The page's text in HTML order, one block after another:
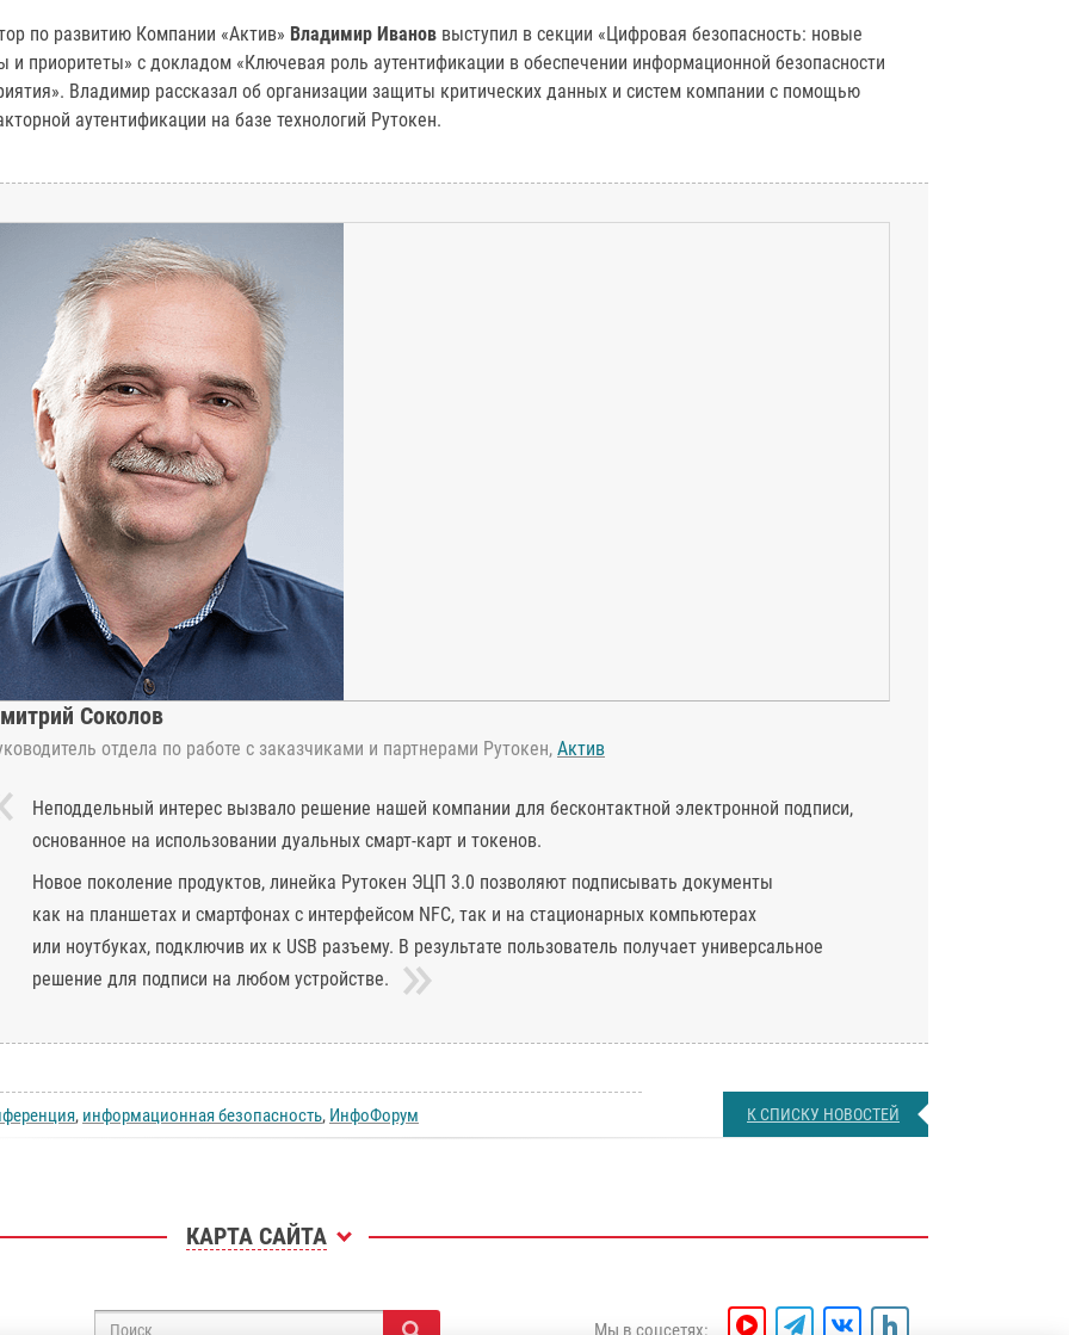
по развитию Компании «Актив» Владимир Иванов выступил в секции «Цифровая безопасность: новые
и приоритеты» с докладом «Ключевая роль аутентификации в обеспечении информационной безопасности
Владимир рассказал об организации защиты критических данных и систем компании с помощью
аутентификации на базе технологий Рутокен.
Соколов
отдела по работе с заказчиками и партнерами Рутокен, Актив
Неподдельный интерес вызвало решение нашей компании для бесконтактной электронной подписи,
основанное на использовании дуальных смарт-карт и токенов.
Новое поколение продуктов, линейка Рутокен ЭЦП 3.0 позволяют подписывать документы
как на планшетах и смартфонах с интерфейсом NFC, так и на стационарных компьютерах
или ноутбуках, подключив их к USB разъему. В результате пользователь получает универсальное
решение для подписи на любом устройстве.
, информационная безопасность, ИнфоФорум К СПИСКУ НОВОСТЕЙ
КАРТА САЙТА
Мы в соцсетях: